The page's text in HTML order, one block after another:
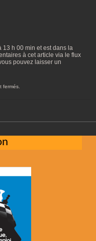
13 h 00 min et est dans la
à cet article via le flux
pouvez laisser un
fermés.